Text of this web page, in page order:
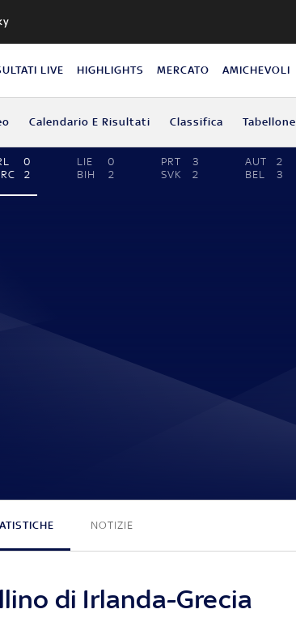
LIVE HIGHLIGHTS MERCATO AMICHEVOLI
Calendario E Risultati Classifica Tabellone
0
2
LIE
0
BIH
2
PRT
3
SVK
2
AUT
2
BEL
3
NOTIZIE
di Irlanda-Grecia